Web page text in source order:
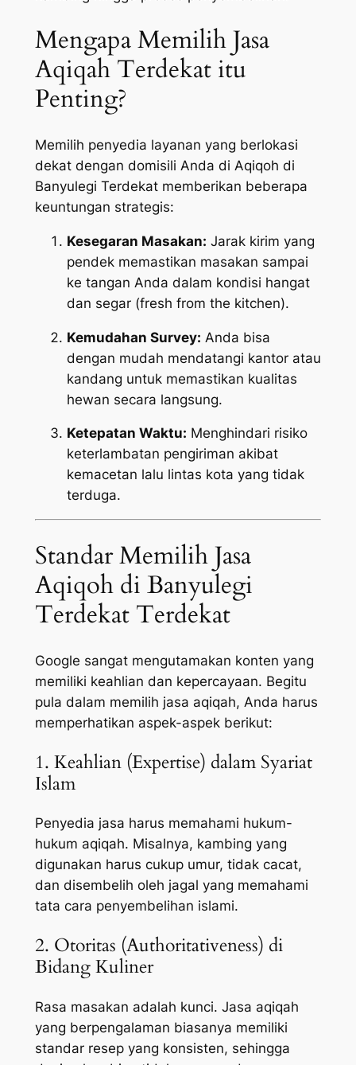
Mengapa Memilih Jasa
Aqiqah Terdekat itu
Penting?
Memilih penyedia layanan yang berlokasi
dekat dengan domisili Anda di Aqiqoh di
Banyulegi Terdekat memberikan beberapa
keuntungan strategis:
Kesegaran Masakan: Jarak kirim yang
pendek memastikan masakan sampai
ke tangan Anda dalam kondisi hangat
dan segar (fresh from the kitchen).
Kemudahan Survey: Anda bisa
dengan mudah mendatangi kantor atau
kandang untuk memastikan kualitas
hewan secara langsung.
Ketepatan Waktu: Menghindari risiko
keterlambatan pengiriman akibat
kemacetan lalu lintas kota yang tidak
terduga.
Standar Memilih Jasa
Aqiqoh di Banyulegi
Terdekat Terdekat
Google sangat mengutamakan konten yang
memiliki keahlian dan kepercayaan. Begitu
pula dalam memilih jasa aqiqah, Anda harus
memperhatikan aspek-aspek berikut:
1. Keahlian (Expertise) dalam Syariat
Islam
Penyedia jasa harus memahami hukum-
hukum aqiqah. Misalnya, kambing yang
digunakan harus cukup umur, tidak cacat,
dan disembelih oleh jagal yang memahami
tata cara penyembelihan islami.
2. Otoritas (Authoritativeness) di
Bidang Kuliner
Rasa masakan adalah kunci. Jasa aqiqah
yang berpengalaman biasanya memiliki
standar resep yang konsisten, sehingga